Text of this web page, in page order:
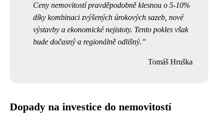
Ceny nemovitostí pravděpodobně klesnou o 5-10%
díky kombinaci zvýšených úrokových sazeb, nové
výstavby a ekonomické nejistoty. Tento pokles však
bude dočasný a regionálně odlišný.
Tomáš Hruška
Dopady na investice do nemovitostí